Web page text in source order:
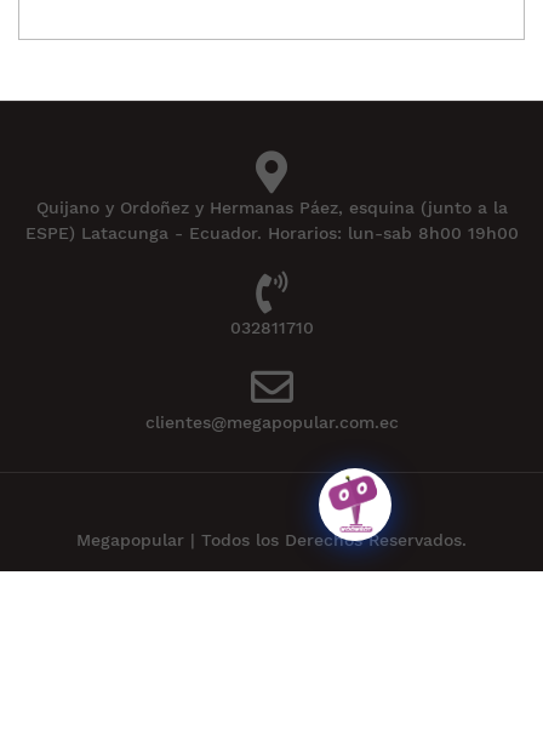
Quijano y Ordoñez y Hermanas Páez, esquina (junto a la
ESPE) Latacunga - Ecuador. Horarios: lun-sab 8h00 19h00
032811710
clientes@megapopular.com.ec
Megapopular | Todos los Derechos Reservados.
Powered byAPLEXT.